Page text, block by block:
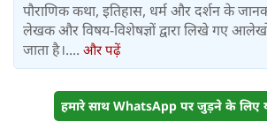
पौराणिक कथा, इतिहास, धर्म और दर्शन के
लेखक और विषय-विशेषज्ञों द्वारा लिखे गए
जाता है।.... और पढ़ें
हमारे साथ WhatsApp पर जुड़ने के लिए